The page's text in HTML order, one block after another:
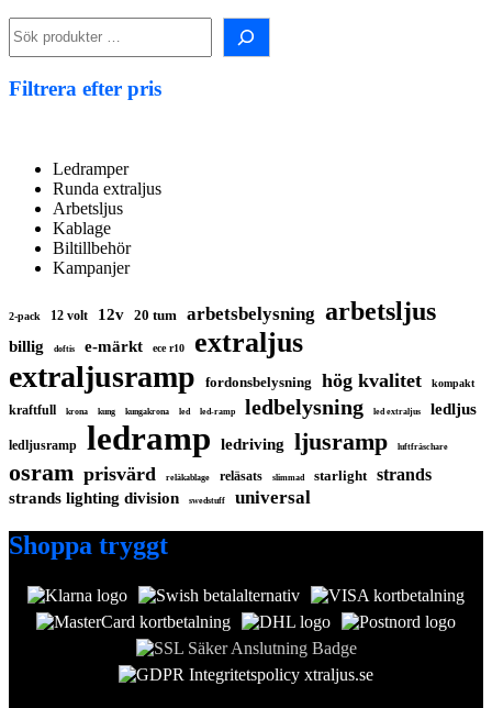
Filtrera efter pris
Ledramper
Runda extraljus
Arbetsljus
Kablage
Biltillbehör
Kampanjer
2-pack 12 volt 12v 20 tum arbetsbelysning arbetsljus
billig doftis e-märkt ece r10 extraljus
extraljusramp fordonsbelysning hög kvalitet kompakt
kraftfull krona kung kungakrona led led-ramp ledbelysning led extraljus ledljus
ledljusramp ledramp ledriving ljusramp luftfräschare
osram prisvärd reläkablage reläsats slimmad starlight strands
strands lighting division swedstuff universal
Shoppa tryggt